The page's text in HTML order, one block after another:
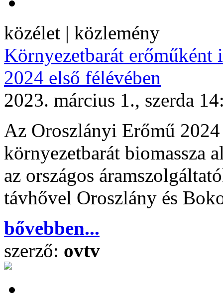
közélet | közlemény
Környezetbarát
2024 első félévében
2023. március 1., szerda
Az Oroszlányi Erőmű
környezetbarát biomassza
az országos
távhővel Oroszlány és
bővebben...
szerző: ovtv